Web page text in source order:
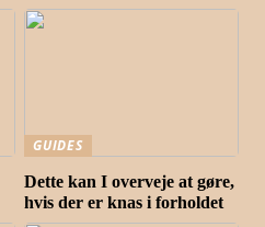
GUIDES
Dette kan I overveje at gøre,
hvis der er knas i forholdet